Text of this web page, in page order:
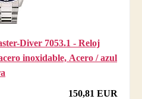
Diver 7053.1 - Reloj
inoxidable, Acero / azul
150,81 EUR